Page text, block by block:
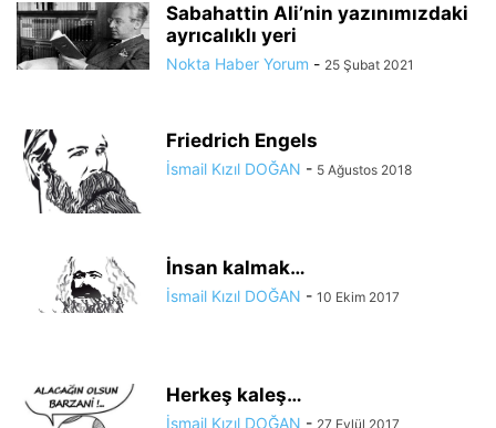
Sabahattin Ali’nin yazınımızdaki
ayrıcalıklı yeri
Nokta Haber Yorum - 25 Şubat 2021
Friedrich Engels
İsmail Kızıl DOĞAN - 5 Ağustos 2018
İnsan kalmak…
İsmail Kızıl DOĞAN - 10 Ekim 2017
Herkeş kaleş…
İsmail Kızıl DOĞAN - 27 Eylül 2017